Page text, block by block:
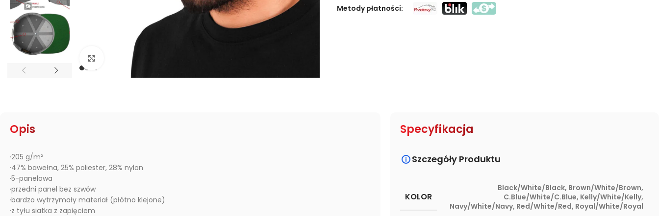
Kliknij, aby powiększyć
Metody płatności:
Opis
·205 g/m²
·47% bawełna, 25% poliester, 28% nylon
·5-panelowa
·przedni panel bez szwów
·bardzo wytrzymały materiał (płótno klejone)
·z tyłu siatka z zapięciem
Specyfikacja
Szczegóły Produktu
KOLOR
Black/White/Black, Brown/White/Brown,
C.Blue/White/C.Blue, Kelly/White/Kelly,
Navy/White/Navy, Red/White/Red, Royal/White/Royal